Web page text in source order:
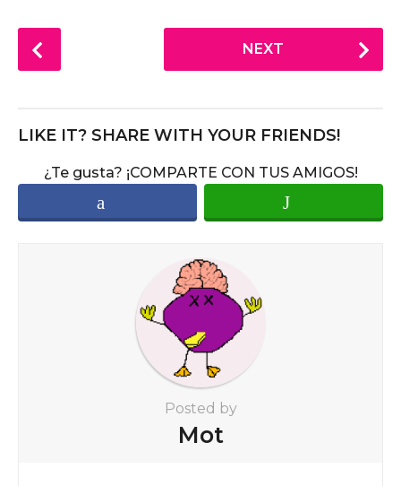
o
P
g
n
NEXT
LIKE IT? SHARE WITH YOUR FRIENDS!
¿Te gusta? ¡COMPARTE CON TUS AMIGOS!
Posted by
Mot